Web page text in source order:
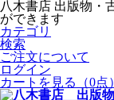
八木書店 出版物・
ができます
カテゴリ
検索
ご注文について
ログイン
カートを見る
（0点）